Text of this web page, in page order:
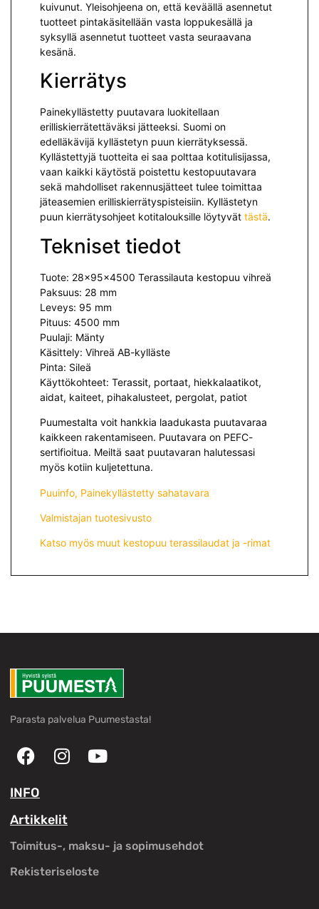
kuivunut. Yleisohjeena on, että keväällä asennetut
tuotteet pintakäsitellään vasta loppukesällä ja
syksyllä asennetut tuotteet vasta seuraavana
kesänä.
Kierrätys
Painekyllästetty puutavara luokitellaan
erilliskierrätettäväksi jät­teeksi. Suomi on
edelläkävijä kyllästetyn puun kierrätyksessä.
Kyllästettyjä tuotteita ei saa polttaa kotitulisijassa,
vaan kaikki käytöstä poistettu kestopuutavara
sekä mah­dolliset rakennusjätteet tulee toimittaa
jäteasemien erilliskierrätyspisteisiin. Kyllästetyn
puun kierrätysohjeet kotitalouksille löytyvät tästä.
Tekniset tiedot
Tuote: 28x95x4500 Terassilauta kestopuu vihreä
Paksuus: 28 mm
Leveys: 95 mm
Pituus: 4500 mm
Puulaji: Mänty
Käsittely: Vihreä AB-kylläste
Pinta: Sileä
Käyttökohteet: Terassit, portaat, hiekkalaatikot,
aidat, kaiteet, pihakalusteet, pergolat, patiot
Puumestalta voit hankkia laadukasta puutavaraa
kaikkeen rakentamiseen. Puutavara on PEFC-
sertifioitua. Meiltä saat puutavaran halutessasi
myös kotiin kuljetettuna.
Puuinfo, Painekyllästetty sahatavara
Valmistajan tuotesivusto
Katso myös muut kestopuu terassilaudat ja -rimat
Parasta palvelua Puumestasta!
INFO
Artikkelit
Toimitus-, maksu- ja sopimusehdot
Rekisteriseloste